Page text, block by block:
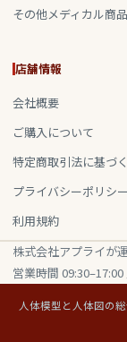
その他メディカル商品
店舗情報
会社概要
ご購入について
特定商取引法に基づ
プライバシーポリシー
利用規約
株式会社アプライが
営業時間
人体模型と人体図の